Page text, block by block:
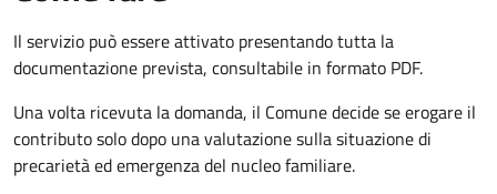
Il servizio può essere attivato presentando tutta la
documentazione prevista, consultabile in formato PDF.
Una volta ricevuta la domanda, il Comune decide se erogare il
contributo solo dopo una valutazione sulla situazione di
precarietà ed emergenza del nucleo familiare.